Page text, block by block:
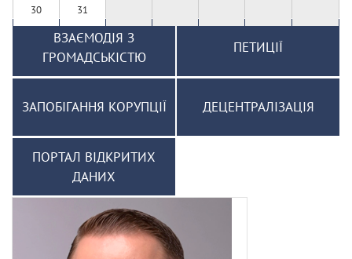
30 31
ВЗАЄМОДІЯ З
ГРОМАДСЬКІСТЮ
ПЕТИЦІЇ
ЗАПОБІГАННЯ КОРУПЦІЇ ДЕЦЕНТРАЛІЗАЦІЯ
ПОРТАЛ ВІДКРИТИХ
ДАНИХ